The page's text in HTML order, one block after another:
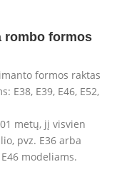
rombo formos
formos raktas
E38, E39, E46, E52,
metų, jį visvien
pvz. E36 arba
modeliams.